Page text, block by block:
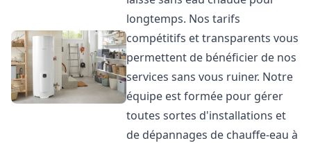
longtemps. Nos tarifs
compétitifs et transparents vous
permettent de bénéficier de nos
services sans vous ruiner. Notre
équipe est formée pour gérer
toutes sortes d'installations et
de dépannages de chauffe-eau à